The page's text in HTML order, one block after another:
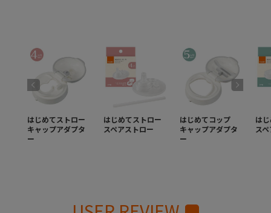
はじめてストロー
キャップアダプタ
ー
はじめてストロー
スペアストロー
はじめてコップ
キャップアダプタ
ー
は
ス